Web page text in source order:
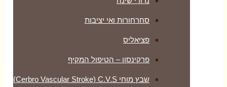
סחרחורות ואי יציבות
פציאליס
פרקינסון – הטיפול המקיף
שבץ מוחי Cerbro Vascular Stroke) C.V.S)